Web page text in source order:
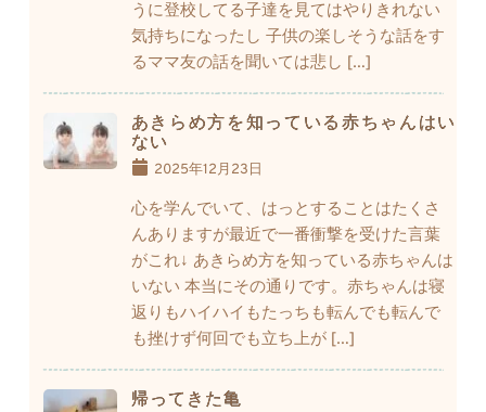
うに登校してる子達を見てはやりきれない
気持ちになったし 子供の楽しそうな話をす
るママ友の話を聞いては悲し […]
あきらめ方を知っている赤ちゃんはい
ない
2025年12月23日
心を学んでいて、はっとすることはたくさ
んありますが最近で一番衝撃を受けた言葉
がこれ↓ あきらめ方を知っている赤ちゃんは
いない 本当にその通りです。赤ちゃんは寝
返りもハイハイもたっちも転んでも転んで
も挫けず何回でも立ち上が […]
帰ってきた亀